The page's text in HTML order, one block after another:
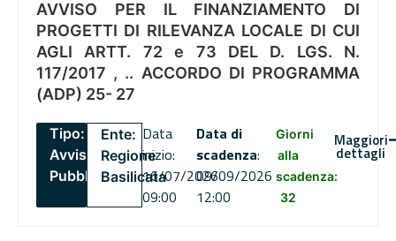
AVVISO PER IL FINANZIAMENTO DI
PROGETTI DI RILEVANZA LOCALE DI CUI
AGLI ARTT. 72 e 73 DEL D. LGS. N.
117/2017 , .. ACCORDO DI PROGRAMMA
(ADP) 25- 27
Tipo:
Avviso
Pubblico
Ente:
Regione
Basilicata
Data
inizio:
16/07/2026
09:00
Data di
scadenza:
09/09/2026
12:00
Giorni
alla
scadenza:
32
Maggiori
dettagli